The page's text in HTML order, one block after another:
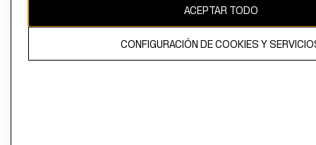
ACEPTAR TODO
CONFIGURACIÓN DE COOKIES Y